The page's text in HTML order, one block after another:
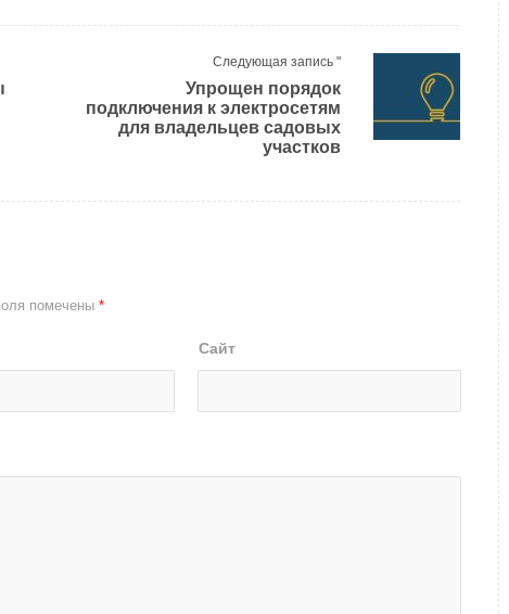
Следующая запись "
Упрощен порядок
подключения к электросетям
для владельцев садовых
участков
помечены *
Сайт